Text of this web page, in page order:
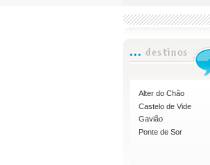
Alter do Chão
Castelo de Vide
Gavião
Ponte de Sor